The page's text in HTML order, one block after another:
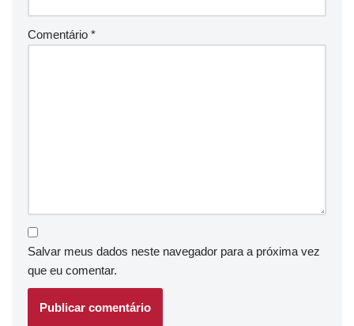
Comentário *
Salvar meus dados neste navegador para a próxima vez
que eu comentar.